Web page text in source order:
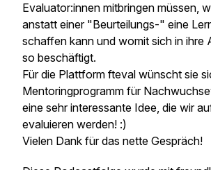
Evaluator:innen mitbringen müssen,
anstatt einer "Beurteilungs-" eine
schaffen kann und womit sich in ihre
so beschäftigt.
Für die Plattform fteval wünscht sie
Mentoringprogramm für
eine sehr interessante Idee, die wir
evaluieren werden! :)
Vielen Dank für das nette Gespräch!